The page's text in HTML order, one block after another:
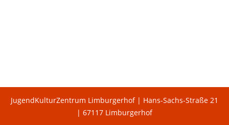
JugendKulturZentrum Limburgerhof | Hans-Sachs-Straße 21
| 67117 Limburgerhof